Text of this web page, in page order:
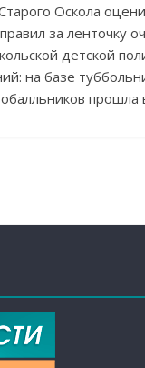
Оскола
за ленточку
детской
на базе
прошла